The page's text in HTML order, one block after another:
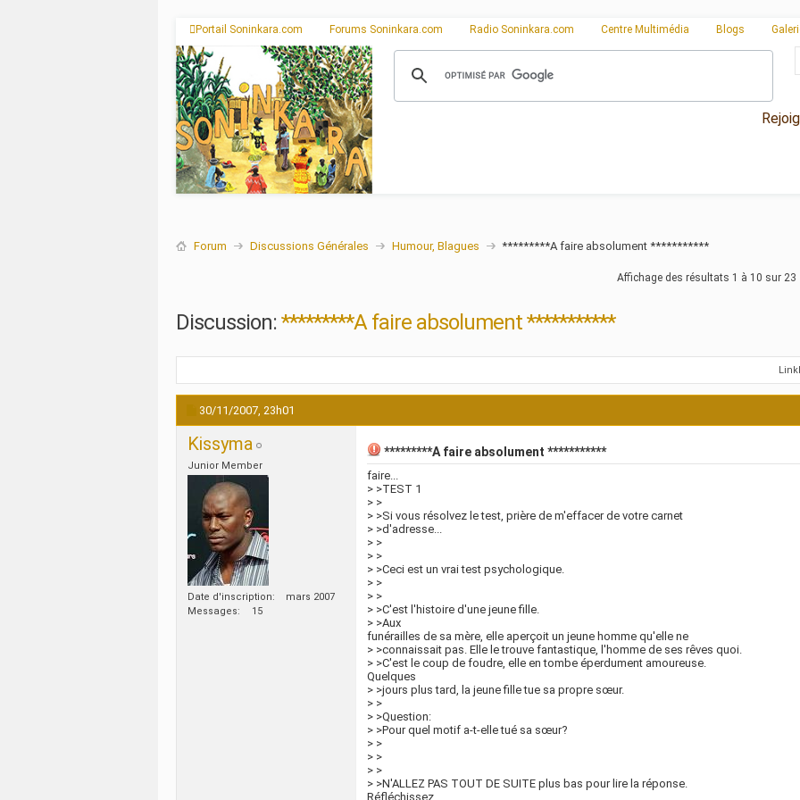
Portail Soninkara.com Forums Soninkara.com Radio Soninkara.com Centre Multimédia Blogs
Forum Discussions Générales Humour, Blagues *********A faire absolument ***********
Affichage des résultats 1 à 10 sur 23
Discussion:*********A faire absolument ***********
30/11/2007, 23h01
Kissyma
Junior Member
Date d'inscription
mars 2007
Messages
15
*********A faire absolument ***********
faire...
> >TEST 1
> >
> >Si vous résolvez le test, prière de m'effacer de votre carnet
> >d'adresse...
> >
> >
> >Ceci est un vrai test psychologique.
> >
> >
> >C'est l'histoire d'une jeune fille.
> >Aux
funérailles de sa mère, elle aperçoit un jeune homme qu'elle ne
> >connaissait pas. Elle le trouve fantastique, l'homme de ses rêves quoi.
> >C'est le coup de foudre, elle en tombe éperdument amoureuse.
Quelques
> >jours plus tard, la jeune fille tue sa propre sœur.
> >
> >Question:
> >Pour quel motif a-t-elle tué sa sœur?
> >
> >
> >
> >N'ALLEZ PAS TOUT DE SUITE plus bas pour lire la réponse.
Réfléchissez